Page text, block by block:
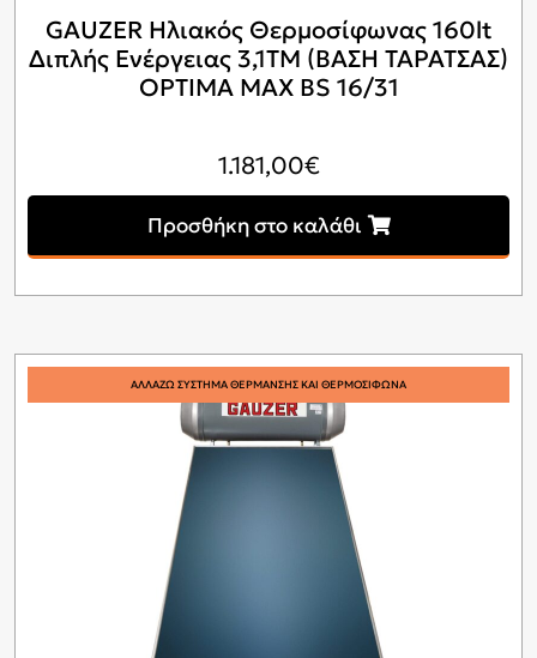
GAUZER Ηλιακός Θερμοσίφωνας 160lt
Διπλής Ενέργειας 3,1ΤΜ (ΒΑΣΗ ΤΑΡΑΤΣΑΣ)
OPTIMA MAX BS 16/31
1.181,00€
Προσθήκη στο καλάθι
ΑΛΛΑΖΩ ΣΥΣΤΗΜΑ ΘΕΡΜΑΝΣΗΣ ΚΑΙ ΘΕΡΜΟΣΙΦΩΝΑ